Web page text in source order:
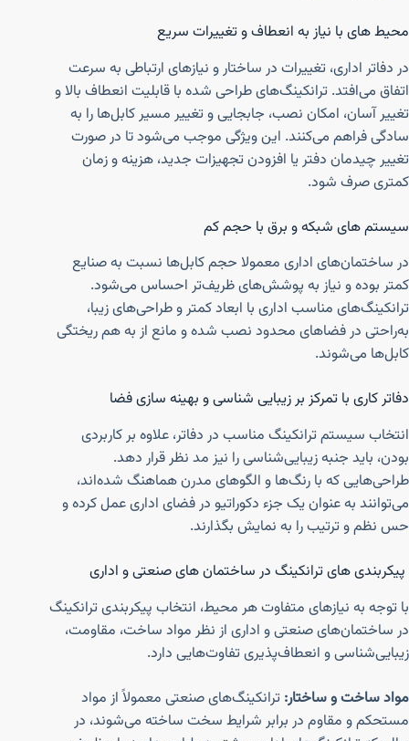
محیط های با نیاز به انعطاف و تغییرات سریع
در دفاتر اداری، تغییرات در ساختار و نیازهای ارتباطی به سرعت
اتفاق می‌افتد. ترانکینگ‌های طراحی شده با قابلیت انعطاف بالا و
تغییر آسان، امکان نصب، جابجایی و تغییر مسیر کابل‌ها را به
سادگی فراهم می‌کنند. این ویژگی موجب می‌شود تا در صورت
تغییر چیدمان دفتر یا افزودن تجهیزات جدید، هزینه و زمان
کمتری صرف شود.
سیستم های شبکه و برق با حجم کم
در ساختمان‌های اداری معمولا حجم کابل‌ها نسبت به صنایع
کمتر بوده و نیاز به پوشش‌های ظریف‌تر احساس می‌شود.
ترانکینگ‌های مناسب اداری با ابعاد کمتر و طراحی‌های زیبا،
به‌راحتی در فضاهای محدود نصب شده و مانع از به هم ریختگی
کابل‌ها می‌شوند.
دفاتر کاری با تمرکز بر زیبایی شناسی و بهینه سازی فضا
انتخاب سیستم ترانکینگ مناسب در دفاتر، علاوه بر کاربردی
بودن، باید جنبه زیبایی‌شناسی را نیز مد نظر قرار دهد.
طراحی‌هایی که با رنگ‌ها و الگوهای مدرن هماهنگ شده‌اند،
می‌توانند به عنوان یک جزء دکوراتیو در فضای اداری عمل کرده و
حس نظم و ترتیب را به نمایش بگذارند.
پیکربندی های ترانکینگ در ساختمان های صنعتی و اداری
با توجه به نیازهای متفاوت هر محیط، انتخاب پیکربندی ترانکینگ
در ساختمان‌های صنعتی و اداری از نظر مواد ساخت، مقاومت،
زیبایی‌شناسی و انعطاف‌پذیری تفاوت‌هایی دارد.
مواد ساخت و ساختار: ترانکینگ‌های صنعتی معمولاً از مواد
مستحکم و مقاوم در برابر شرایط سخت ساخته می‌شوند، در